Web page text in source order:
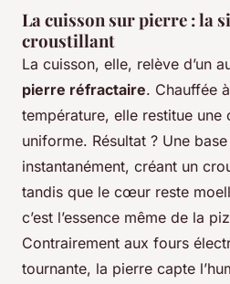
La cuisson sur pierre : la
croustillant
La cuisson, elle, relève d’un
pierre réfractaire. Chauffée
température, elle restitue une
uniforme. Résultat ? Une
instantanément, créant un
tandis que le cœur reste
c’est l’essence même de la
Contrairement aux fours
tournante, la pierre capte